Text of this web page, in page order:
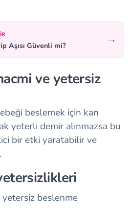
Aşısı Güvenli mi? →
ve yetersiz
beslemek için kan
yeterli demir alınmazsa bu
bir etki yaratabilir ve
yetersiz beslenme